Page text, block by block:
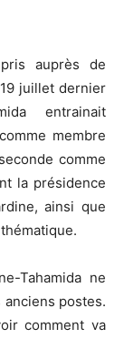
auprès de
juillet dernier
entrainait
membre
comme
la présidence
ainsi que
Tahamida ne
postes.
comment va